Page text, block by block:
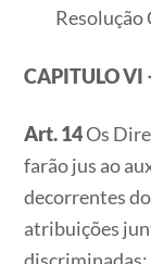
Resolução
CAPITULO VI
Art. 14Os
farão jus ao
decorrentes
atribuições